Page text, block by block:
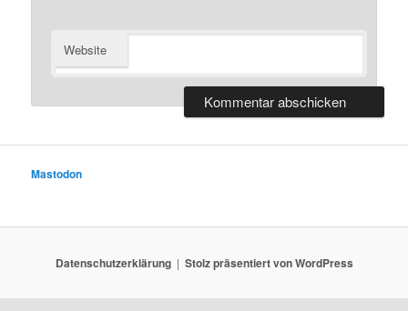
Website
Mastodon
Datenschutzerklärung Stolz präsentiert von WordPress